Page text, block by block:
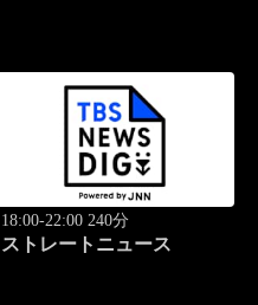
18:00-22:00 240分
ストレートニュース